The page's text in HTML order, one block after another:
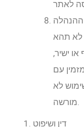
לא תהא
ישיר,
עם
לא
דין ושיפוט